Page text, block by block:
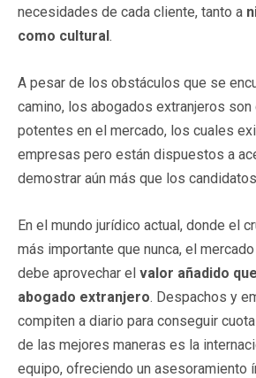
necesidades de cada cliente, tanto a
como cultural.
A pesar de los obstáculos que se
camino, los abogados extranjeros son
potentes en el mercado, los cuales
empresas pero están dispuestos a
demostrar aún más que los
En el mundo jurídico actual, donde el
más importante que nunca, el
debe aprovechar el valor añadido
abogado extranjero. Despachos y
compiten a diario para conseguir
de las mejores maneras es la
equipo, ofreciendo un asesoramiento